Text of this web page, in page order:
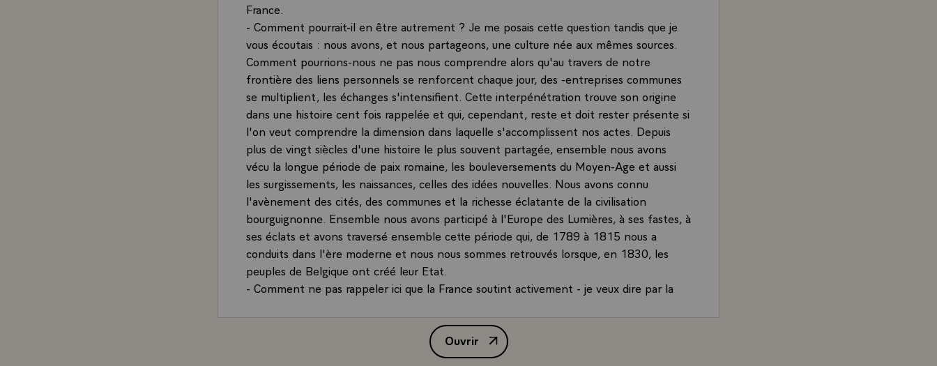
France.
- Comment pourrait-il en être autrement ? Je me posais cette question tandis que je
vous écoutais : nous avons, et nous partageons, une culture née aux mêmes sources.
Comment pourrions-nous ne pas nous comprendre alors qu'au travers de notre
frontière des liens personnels se renforcent chaque jour, des -entreprises communes
se multiplient, les échanges s'intensifient. Cette interpénétration trouve son origine
dans une histoire cent fois rappelée et qui, cependant, reste et doit rester présente si
l'on veut comprendre la dimension dans laquelle s'accomplissent nos actes. Depuis
plus de vingt siècles d'une histoire le plus souvent partagée, ensemble nous avons
vécu la longue période de paix romaine, les bouleversements du Moyen-Age et aussi
les surgissements, les naissances, celles des idées nouvelles. Nous avons connu
l'avènement des cités, des communes et la richesse éclatante de la civilisation
bourguignonne. Ensemble nous avons participé à l'Europe des Lumières, à ses fastes, à
ses éclats et avons traversé ensemble cette période qui, de 1789 à 1815 nous a
conduits dans l'ère moderne et nous nous sommes retrouvés lorsque, en 1830, les
peuples de Belgique ont créé leur Etat.
- Comment ne pas rappeler ici que la France soutint activement - je veux dire par la
un détail, que la première Reine des Belges, l'épouse de votre ancêtre direct Léopold
Ier, était la fille `Louise-Marie d'Orléans` du Roi des Français `Louis-Philippe` ?
- Puis ce furent les deux guerres mondiales - je m'adresse ici au petit-fils du Roi Albert
Ouvrir
Discours de M. François Mitterrand, Président de la République, lors du dîner offert au